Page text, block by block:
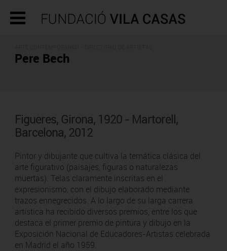
Pere Bech
Figueres, Girona, 1920 - Martorell,
Barcelona, 2012
Pintor y dibujante que cultiva la temática clásica del
arte figurativo (paisajes, figuras o naturalezas
muertas). Telas claramente inscritas en el
expresionismo, con el dibujo elaborado mediante
trazos ennegrecidos. A lo largo de su larga carrera
artística ha recibido diversos premios, entre los que
destaca el primer premio de pintura y dibujo en la
Exposición Nacional de Educadores-Artistas celebrada
en Madrid el año 1959.